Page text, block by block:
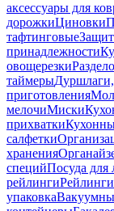
аксессуары для
дорожкиЦиновки
тафтинговые
принадлежности
овощерезки
таймеры
приготовления
мелочиМиски
прихватки
салфетки
хранения
специйПосуда для
рейлинги
упаковка